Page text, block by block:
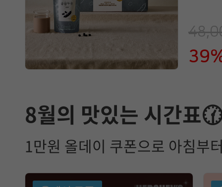
8월의 맛있는 시간표
1만원 올데이 쿠폰으로 아침부